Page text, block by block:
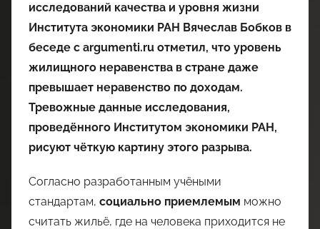
исследований качества и уровня жизни
Института экономики РАН Вячеслав Бобков в
беседе с argumenti.ru отметил, что уровень
жилищного неравенства в стране даже
превышает неравенство по доходам.
Тревожные данные исследования,
проведённого Институтом экономики РАН,
рисуют чёткую картину этого разрыва.
Согласно разработанным учёными
стандартам, социально приемлемым можно
считать жильё, где на человека приходится не